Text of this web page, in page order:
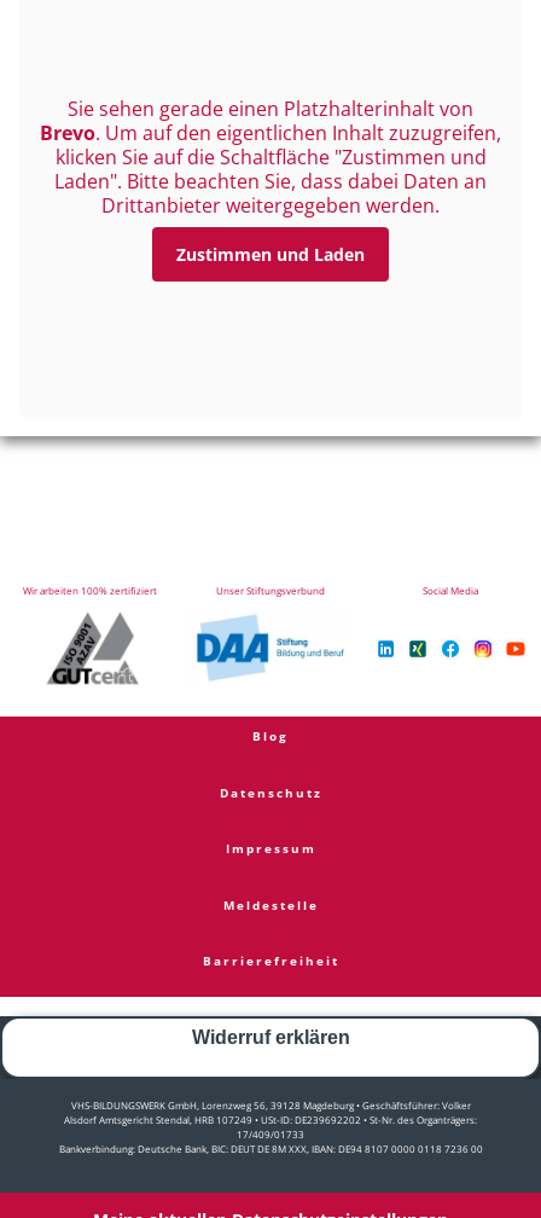
Sie sehen gerade einen Platzhalterinhalt von
Brevo. Um auf den eigentlichen Inhalt zuzugreifen,
klicken Sie auf die Schaltfläche "Zustimmen und
Laden". Bitte beachten Sie, dass dabei Daten an
Drittanbieter weitergegeben werden.
Zustimmen und Laden
Wir arbeiten 100% zertifiziert Unser Stiftungsverbund Social Media
Blog
Datenschutz
Impressum
Meldestelle
Barrierefreiheit
Widerruf erklären
VHS-BILDUNGSWERK GmbH, Lorenzweg 56, 39128 Magdeburg • Geschäftsführer: Volker
Alsdorf Amtsgericht Stendal, HRB 107249 • USt-ID: DE239692202 • St-Nr. des Organträgers:
17/409/01733
Bankverbindung: Deutsche Bank, BIC: DEUT DE 8M XXX, IBAN: DE94 8107 0000 0118 7236 00